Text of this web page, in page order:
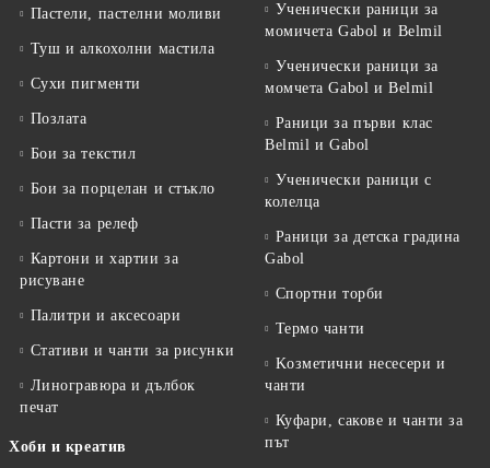
Пастели, пастелни моливи
Туш и алкохолни мастила
Сухи пигменти
Позлата
Бои за текстил
Бои за порцелан и стъкло
Пасти за релеф
Картони и хартии за
рисуване
Палитри и аксесоари
Стативи и чанти за рисунки
Линогравюра и дълбок
печат
Хоби и креатив
Ученически раници за
момичета Gabol и Belmil
Ученически раници за
момчета Gabol и Belmil
Раници за първи клас
Belmil и Gabol
Ученически раници с
колелца
Раници за детска градина
Gabol
Спортни торби
Термо чанти
Kозметични несесери и
чанти
Куфари, сакове и чанти за
път